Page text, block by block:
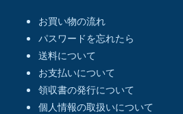
お買い物の流れ
パスワードを忘れたら
送料について
お支払いについて
領収書の発行について
個人情報の取扱いについて